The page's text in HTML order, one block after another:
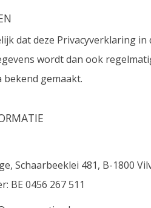
dat deze Privacyverklaring
wordt dan ook
bekend gemaakt.
Schaarbeeklei 481, B-1800
BE 0456 267 511